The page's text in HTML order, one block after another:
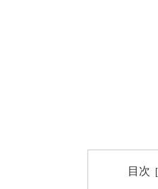
目次